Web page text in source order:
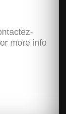
more info